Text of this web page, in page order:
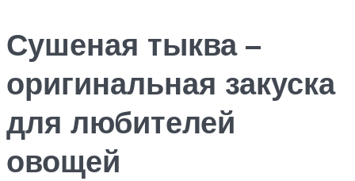
Сушеная тыква –
оригинальная закуска
для любителей
овощей